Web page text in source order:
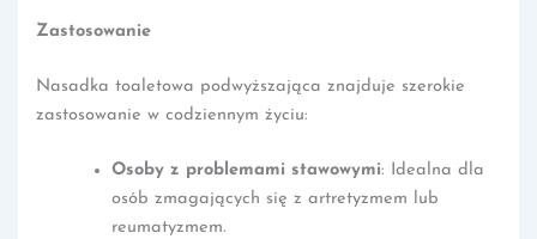
Zastosowanie
Nasadka toaletowa podwyższająca znajduje szerokie
zastosowanie w codziennym życiu:
Osoby z problemami stawowymi: Idealna dla
osób zmagających się z artretyzmem lub
reumatyzmem.